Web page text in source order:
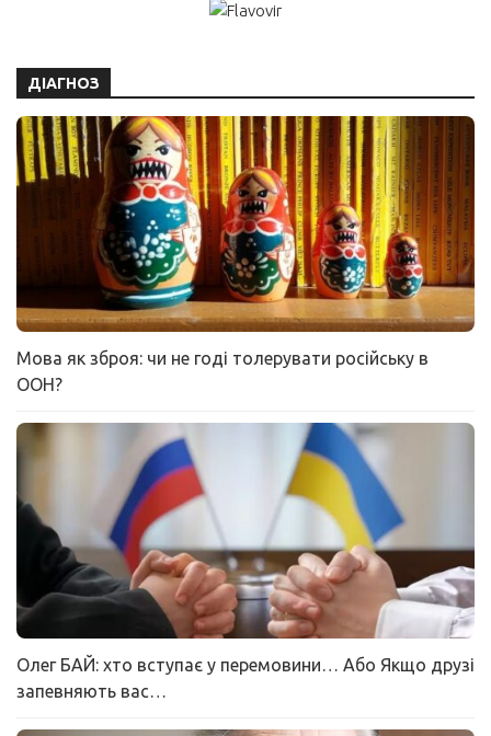
ДІАГНОЗ
Мова як зброя: чи не годі толерувати російську в
ООН?
Олег БАЙ: хто вступає у перемовини… Або Якщо друзі
запевняють вас…